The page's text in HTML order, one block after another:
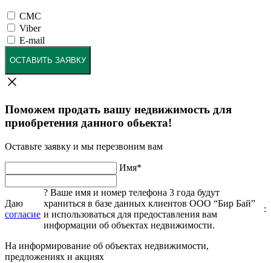
СМС
Viber
E-mail
ОСТАВИТЬ ЗАЯВКУ
Поможем продать вашу недвижимость для
приобретения данного обьекта!
Оставьте заявку и мы перезвоним вам
Имя*
Даю
согласие
? Ваше имя и номер телефона 3 года будут
храниться в базе данных клиентов ООО “Бир Бай”
и использоваться для предоставления вам
информации об объектах недвижимости.
:
На информирование об объектах недвижимости,
предложениях и акциях